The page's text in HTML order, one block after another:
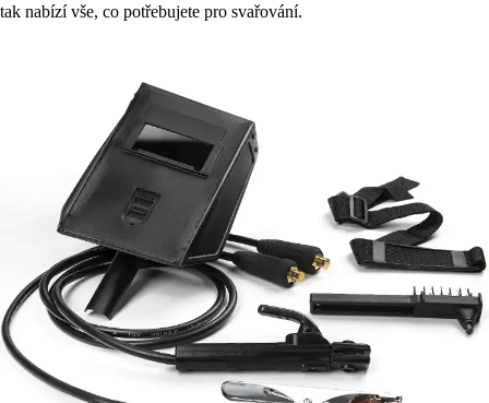
tak nabízí vše, co potřebujete pro svařování.